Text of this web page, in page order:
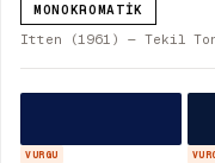
MONOKROMATIK
Itten (1961) — Tekil
VURGU